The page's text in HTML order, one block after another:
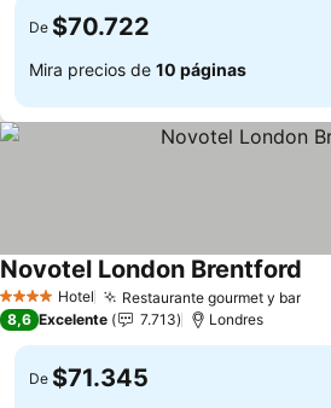
De $70.722
Mira precios de 10 páginas
4 EstrellasHotel Restaurante gourmet y bar
Novotel London Brentford
8,6 Excelente 7.713 Londres
De $71.345